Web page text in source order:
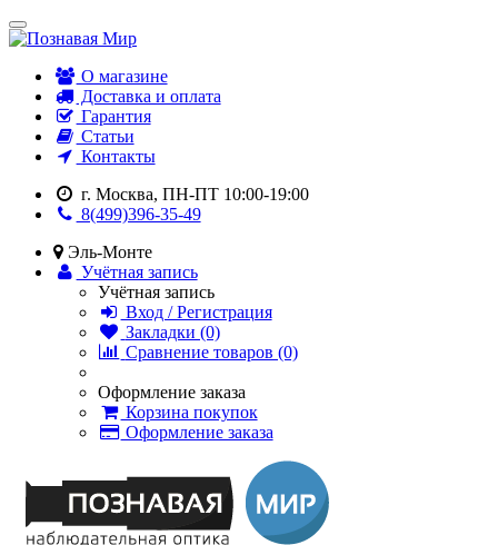
О магазине
Доставка и оплата
Гарантия
Статьи
Контакты
г. Москва, ПН-ПТ 10:00-19:00
8(499)396-35-49
Эль-Монте
Учётная запись
Учётная запись
Вход / Регистрация
Закладки (0)
Сравнение товаров (0)
Оформление заказа
Корзина покупок
Оформление заказа